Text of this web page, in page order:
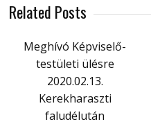
Related Posts
Meghívó Képviselő-
testületi ülésre
2020.02.13.
Kerekharaszti
faludélután